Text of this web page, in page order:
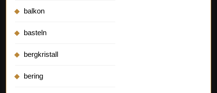
balkon
basteln
bergkristall
bering